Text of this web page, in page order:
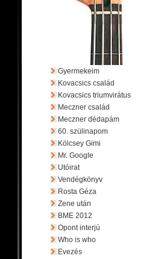
Gyermekeim
Kovacsics család
Kovacsics triumvirátus
Meczner család
Meczner dédapám
60. szülinapom
Kölcsey Gimi
Mr. Google
Utóirat
Vendégkönyv
Rosta Géza
Zene után
BME 2012
Opont interjú
Who is who
Evezés